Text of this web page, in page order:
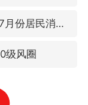
2026年7月份居民消费价格同比上涨0.5%
级风圈